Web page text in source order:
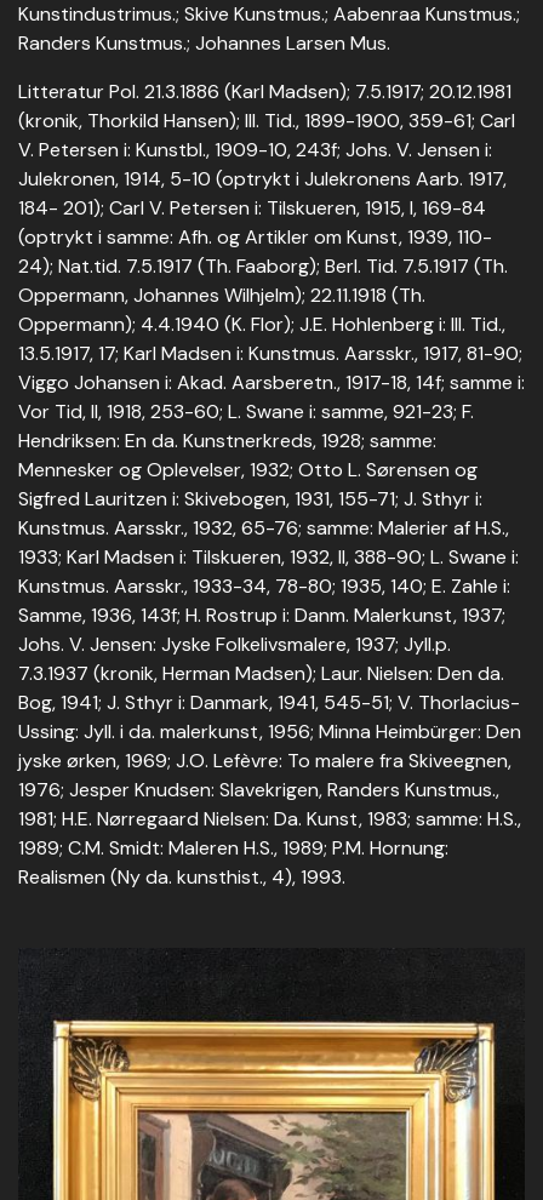
Kunstindustrimus.; Skive Kunstmus.; Aabenraa Kunstmus.;
Randers Kunstmus.; Johannes Larsen Mus.
Litteratur Pol. 21.3.1886 (Karl Madsen); 7.5.1917; 20.12.1981
(kronik, Thorkild Hansen); Ill. Tid., 1899-1900, 359-61; Carl
V. Petersen i: Kunstbl., 1909-10, 243f; Johs. V. Jensen i:
Julekronen, 1914, 5-10 (optrykt i Julekronens Aarb. 1917,
184- 201); Carl V. Petersen i: Tilskueren, 1915, I, 169-84
(optrykt i samme: Afh. og Artikler om Kunst, 1939, 110-
24); Nat.tid. 7.5.1917 (Th. Faaborg); Berl. Tid. 7.5.1917 (Th.
Oppermann, Johannes Wilhjelm); 22.11.1918 (Th.
Oppermann); 4.4.1940 (K. Flor); J.E. Hohlenberg i: Ill. Tid.,
13.5.1917, 17; Karl Madsen i: Kunstmus. Aarsskr., 1917, 81-90;
Viggo Johansen i: Akad. Aarsberetn., 1917-18, 14f; samme i:
Vor Tid, II, 1918, 253-60; L. Swane i: samme, 921-23; F.
Hendriksen: En da. Kunstnerkreds, 1928; samme:
Mennesker og Oplevelser, 1932; Otto L. Sørensen og
Sigfred Lauritzen i: Skivebogen, 1931, 155-71; J. Sthyr i:
Kunstmus. Aarsskr., 1932, 65-76; samme: Malerier af H.S.,
1933; Karl Madsen i: Tilskueren, 1932, II, 388-90; L. Swane i:
Kunstmus. Aarsskr., 1933-34, 78-80; 1935, 140; E. Zahle i:
Samme, 1936, 143f; H. Rostrup i: Danm. Malerkunst, 1937;
Johs. V. Jensen: Jyske Folkelivsmalere, 1937; Jyll.p.
7.3.1937 (kronik, Herman Madsen); Laur. Nielsen: Den da.
Bog, 1941; J. Sthyr i: Danmark, 1941, 545-51; V. Thorlacius-
Ussing: Jyll. i da. malerkunst, 1956; Minna Heimbürger: Den
jyske ørken, 1969; J.O. Lefèvre: To malere fra Skiveegnen,
1976; Jesper Knudsen: Slavekrigen, Randers Kunstmus.,
1981; H.E. Nørregaard Nielsen: Da. Kunst, 1983; samme: H.S.,
1989; C.M. Smidt: Maleren H.S., 1989; P.M. Hornung:
Realismen (Ny da. kunsthist., 4), 1993.